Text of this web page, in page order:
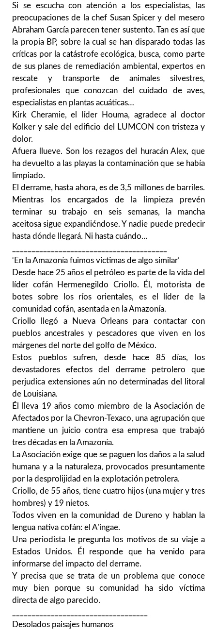
Si se escucha con atención a los especialistas, las
preocupaciones de la chef Susan Spicer y del mesero
Abraham García parecen tener sustento. Tan es así que
la propia BP, sobre la cual se han disparado todas las
críticas por la catástrofe ecológica, busca, como parte
de sus planes de remediación ambiental, expertos en
rescate y transporte de animales silvestres,
profesionales que conozcan del cuidado de aves,
especialistas en plantas acuáticas…
Kirk Cheramie, el líder Houma, agradece al doctor
Kolker y sale del edificio del LUMCON con tristeza y
dolor.
Afuera llueve. Son los rezagos del huracán Alex, que
ha devuelto a las playas la contaminación que se había
limpiado.
El derrame, hasta ahora, es de 3,5 millones de barriles.
Mientras los encargados de la limpieza prevén
terminar su trabajo en seis semanas, la mancha
aceitosa sigue expandiéndose. Y nadie puede predecir
hasta dónde llegará. Ni hasta cuándo…
‘En la Amazonía fuimos víctimas de algo similar’
Desde hace 25 años el petróleo es parte de la vida del
líder cofán Hermenegildo Criollo. Él, motorista de
botes sobre los ríos orientales, es el líder de la
comunidad cofán, asentada en la Amazonía.
Criollo llegó a Nueva Orleans para contactar con
pueblos ancestrales y pescadores que viven en los
márgenes del norte del golfo de México.
Estos pueblos sufren, desde hace 85 días, los
devastadores efectos del derrame petrolero que
perjudica extensiones aún no determinadas del litoral
de Louisiana.
Él lleva 19 años como miembro de la Asociación de
Afectados por la Chevron-Texaco, una agrupación que
mantiene un juicio contra esa empresa que trabajó
tres décadas en la Amazonía.
La Asociación exige que se paguen los daños a la salud
humana y a la naturaleza, provocados presuntamente
por la desprolijidad en la explotación petrolera.
Criollo, de 55 años, tiene cuatro hijos (una mujer y tres
hombres) y 19 nietos.
Todos viven en la comunidad de Dureno y hablan la
lengua nativa cofán: el A’ingae.
Una periodista le pregunta los motivos de su viaje a
Estados Unidos. Él responde que ha venido para
informarse del impacto del derrame.
Y precisa que se trata de un problema que conoce
muy bien porque su comunidad ha sido víctima
directa de algo parecido.
Desolados paisajes humanos